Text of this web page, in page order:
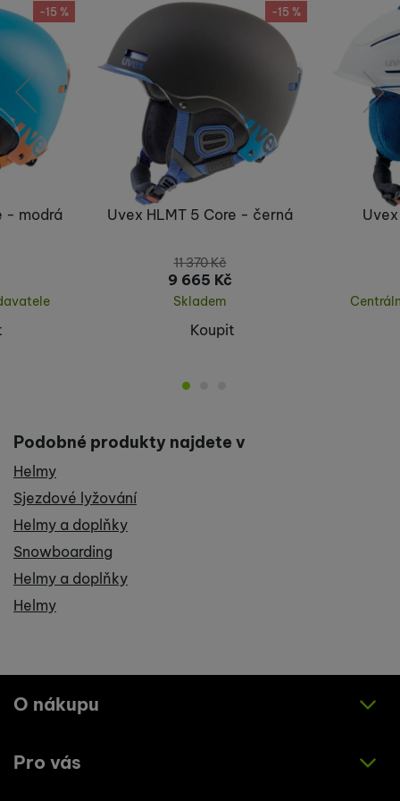
předchozí následující
-15 %
Uvex HLMT 5 Core - černá
11 370Kč
9 665 Kč
Skladem
Koupit
-15 %
- modrá
Podobné produkty najdete v
Helmy
Sjezdové lyžování
Helmy a doplňky
Snowboarding
Helmy a doplňky
Helmy
O nákupu
Jak nakupovat
Pro vás